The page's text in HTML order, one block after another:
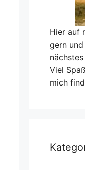
Hier auf
gern
Viel
mich